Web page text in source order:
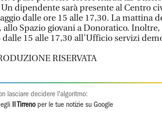
dipendente sarà presente al Centro
dalle ore 15 alle 17,30. La mattina
allo Spazio giovani a Donoratico. Inoltre,
dalle 15 alle 17,30 all’Ufficio servizi
RISERVATA
lasciare decidere l'algoritmo:
Il Tirrenoper le tue notizie su Google